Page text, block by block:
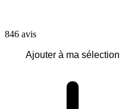
846 avis
Ajouter à ma sélection